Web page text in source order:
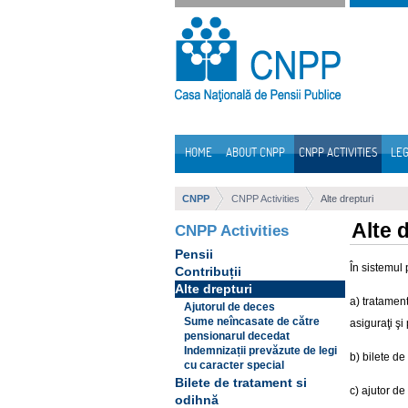
Skip to Content
HOME ABOUT CNPP CNPP ACTIVITIES
CNPP CNPP Activities Alte drepturi
CNPP Activities
Pensii
Contribuții
Alte drepturi
Ajutorul de deces
Sume neîncasate de către
pensionarul decedat
Indemnizații prevăzute de legi
cu caracter special
Bilete de tratament si
odihnă
Alte
În sistemul
a)
asiguraţi şi
b) bilete
c) ajutor